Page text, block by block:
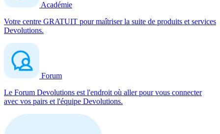
Académie
Votre centre GRATUIT pour maîtriser la suite de produits et services
Devolutions.
Forum
Le Forum Devolutions est l'endroit où aller pour vous connecter
avec vos pairs et l'équipe Devolutions.